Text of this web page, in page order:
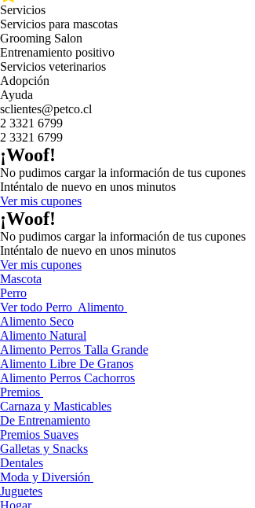
Servicios
Servicios para mascotas
Grooming Salon
Entrenamiento positivo
Servicios veterinarios
Adopción
Ayuda
sclientes@petco.cl
2 3321 6799
2 3321 6799
¡Woof!
No pudimos cargar la información de tus cupones
Inténtalo de nuevo en unos minutos
Ver mis cupones
¡Woof!
No pudimos cargar la información de tus cupones
Inténtalo de nuevo en unos minutos
Ver mis cupones
Mascota
Perro
Ver todo Perro Alimento
Alimento Seco
Alimento Natural
Alimento Perros Talla Grande
Alimento Libre De Granos
Alimento Perros Cachorros
Premios
Carnaza y Masticables
De Entrenamiento
Premios Suaves
Galletas y Snacks
Dentales
Moda y Diversión
Juguetes
Hogar